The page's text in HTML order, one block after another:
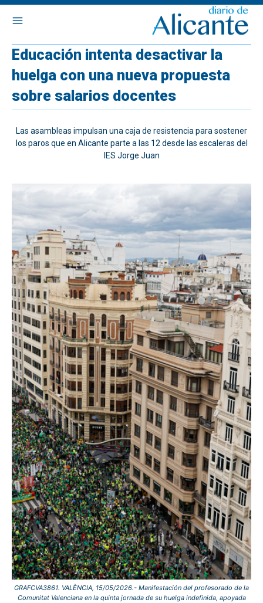
Educación intenta desactivar la
huelga con una nueva propuesta
sobre salarios docentes
Las asambleas impulsan una caja de resistencia para sostener
los paros que en Alicante parte a las 12 desde las escaleras del
IES Jorge Juan
GRAFCVA3861. VALÈNCIA, 15/05/2026.- Manifestación del profesorado de la
Comunitat Valenciana en la quinta jornada de su huelga indefinida, apoyada